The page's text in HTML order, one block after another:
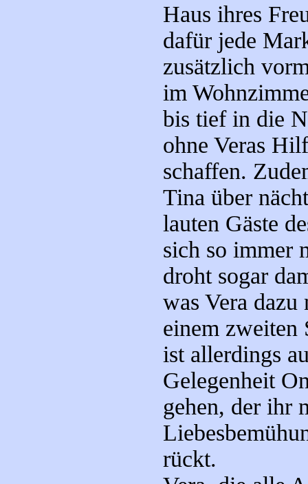
Haus ihres
dafür jede
zusätzlich
im
bis tief in die
ohne Veras
schaffen.
Tina über
lauten Gäste
sich so immer
droht sogar
was Vera
einem zweiten
ist allerdings
Gelegenheit
gehen, der ihr
rückt.